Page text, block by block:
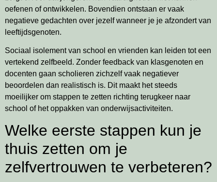
oefenen of ontwikkelen. Bovendien ontstaan er vaak
negatieve gedachten over jezelf wanneer je je afzondert van
leeftijdsgenoten.
Sociaal isolement van school en vrienden kan leiden tot een
vertekend zelfbeeld. Zonder feedback van klasgenoten en
docenten gaan scholieren zichzelf vaak negatiever
beoordelen dan realistisch is. Dit maakt het steeds
moeilijker om stappen te zetten richting terugkeer naar
school of het oppakken van onderwijsactiviteiten.
Welke eerste stappen kun je
thuis zetten om je
zelfvertrouwen te verbeteren?